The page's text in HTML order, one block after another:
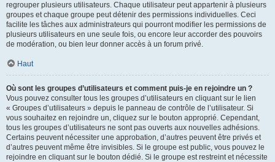
regrouper plusieurs utilisateurs. Chaque utilisateur peut appartenir à plusieurs
groupes et chaque groupe peut détenir des permissions individuelles. Ceci
facilite les tâches aux administrateurs qui pourront modifier les permissions de
plusieurs utilisateurs en une seule fois, ou encore leur accorder des pouvoirs
de modération, ou bien leur donner accès à un forum privé.
Haut
Où sont les groupes d’utilisateurs et comment puis-je en rejoindre un ?
Vous pouvez consulter tous les groupes d’utilisateurs en cliquant sur le lien
« Groupes d’utilisateurs » depuis le panneau de contrôle de l’utilisateur. Si
vous souhaitez en rejoindre un, cliquez sur le bouton approprié. Cependant,
tous les groupes d’utilisateurs ne sont pas ouverts aux nouvelles adhésions.
Certains peuvent nécessiter une approbation, d’autres peuvent être privés et
d’autres peuvent même être invisibles. Si le groupe est public, vous pouvez le
rejoindre en cliquant sur le bouton dédié. Si le groupe est restreint et nécessite